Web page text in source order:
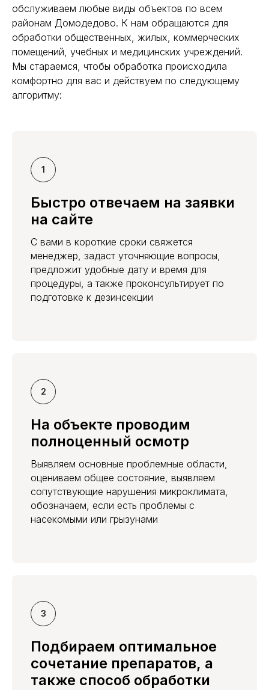
обслуживаем любые виды объектов по всем
районам Домодедово. К нам обращаются для
обработки общественных, жилых, коммерческих
помещений, учебных и медицинских учреждений.
Мы стараемся, чтобы обработка происходила
комфортно для вас и действуем по следующему
алгоритму:
Быстро отвечаем на заявки
на сайте
С вами в короткие сроки свяжется
менеджер, задаст уточняющие вопросы,
предложит удобные дату и время для
процедуры, а также проконсультирует по
подготовке к дезинсекции
На объекте проводим
полноценный осмотр
Выявляем основные проблемные области,
оцениваем общее состояние, выявляем
сопутствующие нарушения микроклимата,
обозначаем, если есть проблемы с
насекомыми или грызунами
Подбираем оптимальное
сочетание препаратов, а
также способ обработки